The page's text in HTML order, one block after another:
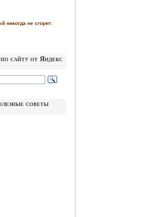
никогда не сгорит:
сайту от Яндекс
советы